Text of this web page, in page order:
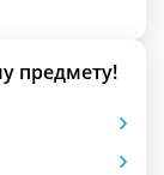
предмету!